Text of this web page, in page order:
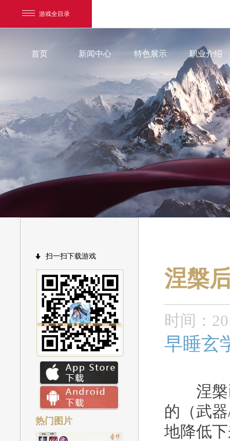
游戏全目录
网易游戏
游戏爱好者
我的足迹： 镇魔曲手游
首页 新闻中心 特色展示 职业介绍
官方渠道
官方接引人
小和尚圣修
官方公众号
官方微博
扫一扫下载游戏
热门图片
涅槃
时间：
早睡玄
涅槃已
的（武
地降低